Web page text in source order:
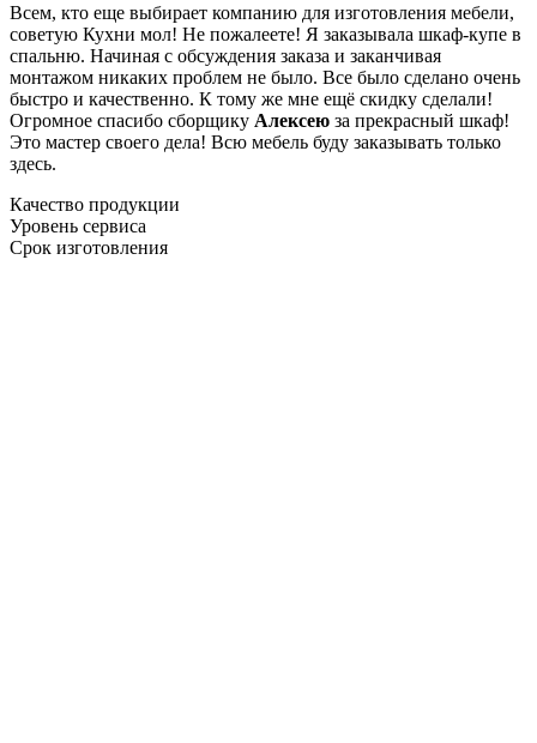
Всем, кто еще выбирает компанию для изготовления мебели,
советую Кухни мол! Не пожалеете! Я заказывала шкаф-купе в
спальню. Начиная с обсуждения заказа и заканчивая
монтажом никаких проблем не было. Все было сделано очень
быстро и качественно. К тому же мне ещё скидку сделали!
Огромное спасибо сборщику Алексею за прекрасный шкаф!
Это мастер своего дела! Всю мебель буду заказывать только
здесь.
Качество продукции
Уровень сервиса
Срок изготовления